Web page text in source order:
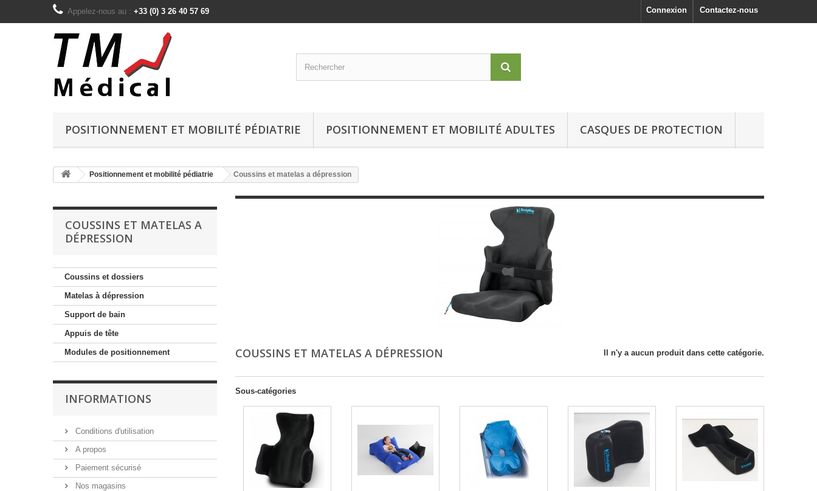
Contactez-nous
Appelez-nous au : +33 (0) 3 26 40 57 69 Connexion
POSITIONNEMENT ET MOBILITÉ PÉDIATRIE POSITIONNEMENT ET MOBILITÉ ADULTES CASQUES DE PROTECTION
Positionnement et mobilité pédiatrie Coussins et matelas a dépression
COUSSINS ET MATELAS A
DÉPRESSION
Coussins et dossiers
Matelas à dépression
Support de bain
Appuis de tête
Modules de positionnement
INFORMATIONS
Conditions d'utilisation
A propos
Paiement sécurisé
Nos magasins
COUSSINS ET MATELAS A DÉPRESSION Il n'y a aucun produit dans cette catégorie.
Sous-catégories